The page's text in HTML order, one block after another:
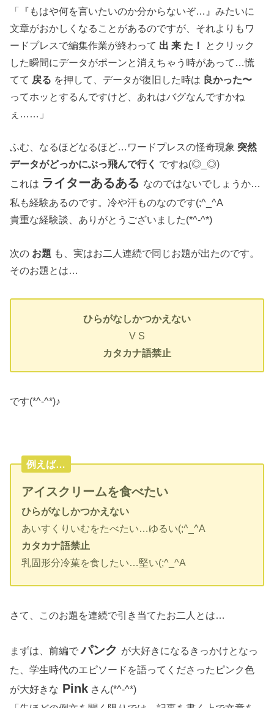
「『もはや何を言いたいのか分からないぞ…』みたいに
文章がおかしくなることがあるのですが、それよりもワ
ードプレスで編集作業が終わって 出 来 た！ とクリック
した瞬間にデータがポーンと消えちゃう時があって…慌
てて 戻る を押して、データが復旧した時は 良かった〜
ってホッとするんですけど、あれはバグなんですかね
ぇ……」
ふむ、なるほどなるほど…ワードプレスの怪奇現象 突然
データがどっかにぶっ飛んで行く ですね(◎_◎)ゞ
これは ライターあるある なのではないでしょうか…
私も経験あるのです。冷や汗ものなのです(;^_^A
貴重な経験談、ありがとうございました(*^-^*)
次の お題 も、実はお二人連続で同じお題が出たのです。
そのお題とは…
ひらがなしかつかえない
V S
カタカナ語禁止
です(*^-^*)♪
例えば…
アイスクリームを食べたい
ひらがなしかつかえない
あいすくりいむをたべたい…ゆるい(;^_^A
カタカナ語禁止
乳固形分冷菓を食したい…堅い(;^_^A
さて、このお題を連続で引き当てたお二人とは…
まずは、前編でパンク が大好きになるきっかけとなっ
た、学生時代のエピソードを語ってくださったピンク色
が大好きな Pink さん(*^-^*)